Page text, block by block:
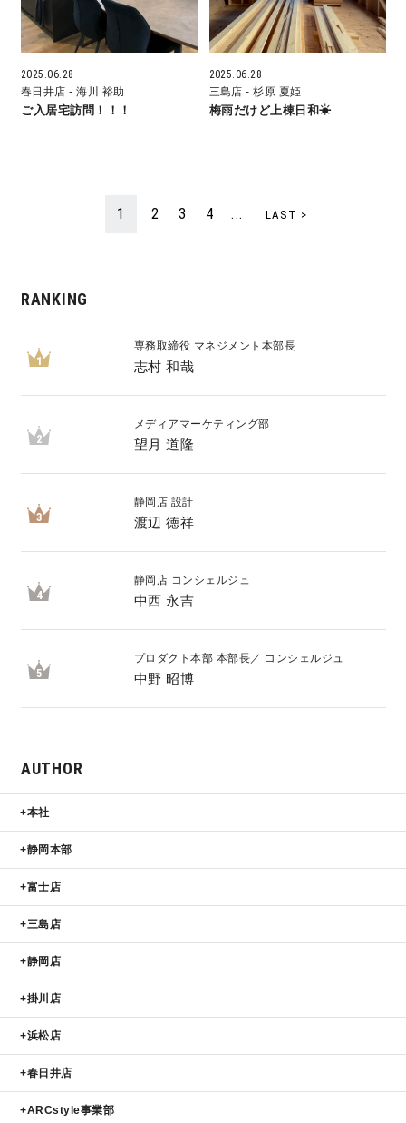
ラインナップ
nattoku住宅25周年記念モデル
Blue Style
キママプラス
納得リフォームスタジオ nattoku リノベ
分譲住宅･不動産 スタッフブログ
お知らせ 土地情報
よくある質問
2025.06.28
春日井店- 海川 裕助
ご入居宅訪問！！！
2025.06.28
三島店- 杉原 夏姫
梅雨だけど上棟日和☀
1 2 3 4 ... LAST >
RANKING
1
専務取締役 マネジメント本部長
志村 和哉
2
メディアマーケティング部
望月 道隆
3
静岡店 設計
渡辺 徳祥
4
静岡店 コンシェルジュ
中西 永吉
5
プロダクト本部 本部長／ コンシェルジュ
中野 昭博
AUTHOR
本社
静岡本部
富士店
三島店
静岡店
掛川店
浜松店
春日井店
ARCstyle事業部